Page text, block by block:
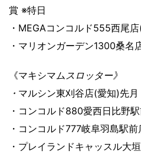
賞 ※特日
・MEGAコンコルド555西尾
・マリオンガーデン1300桑名
《マキシマム スロッター》
・ マルシン東刈谷店(愛知)先月
・コンコルド880愛西日比野
・コンコルド777岐阜羽島駅
・プレイランドキャッスル大